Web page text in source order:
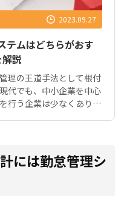
2023.09.27
テムはどちらがおす
説
理の王道手法として根付
代でも、中小企業を中心
行う企業は少なくありま
するメリットを解説しま
するうえで、ぜひ参考に
には勤怠管理シ